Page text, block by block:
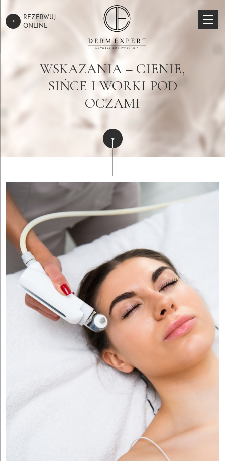
REZERWUJ
ONLINE
WSKAZANIA – CIENIE,
SIŃCE I WORKI POD
OCZAMI